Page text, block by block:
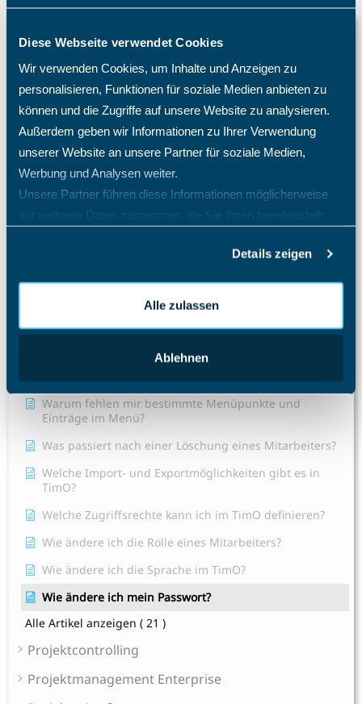
Diese Webseite verwendet Cookies
Wir verwenden Cookies, um Inhalte und Anzeigen zu
personalisieren, Funktionen für soziale Medien anbieten zu
können und die Zugriffe auf unsere Website zu analysieren.
Außerdem geben wir Informationen zu Ihrer Verwendung
unserer Website an unsere Partner für soziale Medien,
Werbung und Analysen weiter.
Unsere Partner führen diese Informationen möglicherweise
mit weiteren Daten zusammen, die Sie ihnen bereitgestellt
Details zeigen
Alle zulassen
Ablehnen
Auslagenmanager
Das Speichern konnte nicht durchgeführt werden, da
die Personal-Nr. nicht eindeutig ist.
Gibt es TimO auch als On-Premises oder Inhouse-
Variante?
Hat das TimO-System auch eine Zwei-Faktor-
Authentifizierung (2FA)?
Ich habe mein Passwort vergessen. Was tun?
Ich habe meinen TimO-Zugang gesperrt, was ist zu tun?
meine Lizenzkosten und wie erhöhe ich die Anzahl der
Warum fehlen mir bestimmte Menüpunkte und
Einträge im Menü?
Was passiert nach einer Löschung eines Mitarbeiters?
Welche Import- und Exportmöglichkeiten gibt es in
TimO?
Welche Zugriffsrechte kann ich im TimO definieren?
Wie ändere ich die Rolle eines Mitarbeiters?
Wie ändere ich die Sprache im TimO?
Wie ändere ich mein Passwort?
Alle Artikel anzeigen ( 21 )
Projektcontrolling
Projektmanagement Enterprise